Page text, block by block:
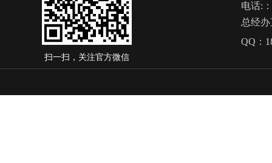
扫一扫，关注官方微信
电话:：
总经
QQ：